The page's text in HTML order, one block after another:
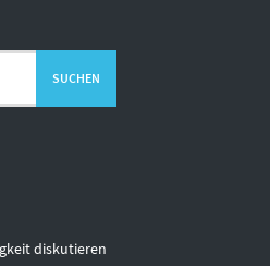
SUCHEN
diskutieren